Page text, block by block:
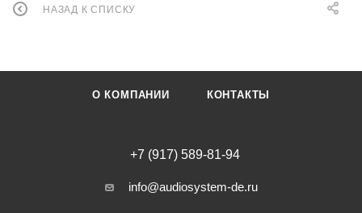
НАЗАД К СПИСКУ
О КОМПАНИИ КОНТАКТЫ
+7 (917) 589-81-94
info@audiosystem-de.ru